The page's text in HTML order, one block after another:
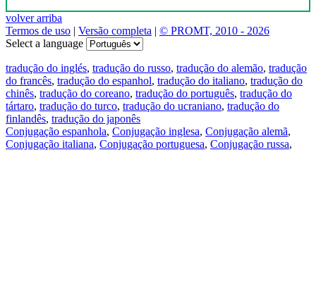
volver arriba
Termos de uso | Versão completa | © PROMT, 2010 - 2026
Select a language
tradução do inglés, tradução do russo, tradução do alemão, tradução
do francês, tradução do espanhol, tradução do italiano, tradução do
chinês, tradução do coreano, tradução do português, tradução do
tártaro, tradução do turco, tradução do ucraniano, tradução do
finlandês, tradução do japonês
Conjugação espanhola, Conjugação inglesa, Conjugação alemã,
Conjugação italiana, Conjugação portuguesa, Conjugação russa,